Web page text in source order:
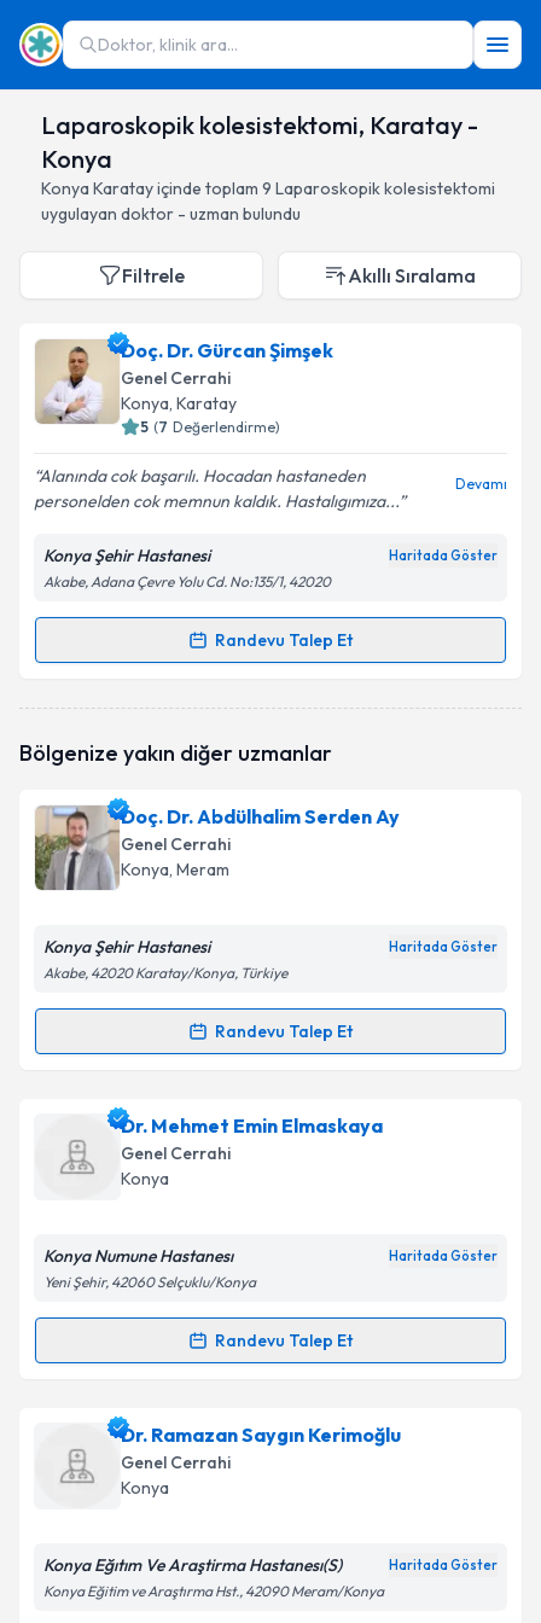
Doktor, klinik ara...
Laparoskopik kolesistektomi, Karatay -
Konya
Konya Karatayiçinde toplam 9 Laparoskopik kolesistektomi
uygulayan doktor - uzman bulundu
Filtrele Akıllı Sıralama
Doç. Dr. Gürcan Şimşek
Genel Cerrahi
Konya, Karatay
5 (7 Değerlendirme)
Alanında cok başarılı. Hocadan hastaneden
personelden cok memnun kaldık. Hastalıgımıza...
Devamı
Konya Şehir Hastanesi Haritada Göster
Akabe, Adana Çevre Yolu Cd. No:135/1, 42020
Randevu Talep Et
Randevu Takvimi Talebi
oluşturun. Size bu uzmandan randevu almanız için bir
E-posta Adresiniz
Kişisel verilerimin işlenmesine ilişkin
Aydınlatma
Metni'ni okudum ve kişisel verilerimin belirtilen
Bölgenize yakın diğer uzmanlar
Doç. Dr. Abdülhalim Serden Ay
Genel Cerrahi
Konya, Meram
Konya Şehir Hastanesi Haritada Göster
Akabe, 42020 Karatay/Konya, Türkiye
Randevu Talep Et
Randevu Takvimi Talebi
Doç. Dr. Abdülhalim Serden Ayiçin randevu takvimi
talebi oluşturun. Size bu uzmandan randevu almanız
için bir takvim hazırlandığında e-posta ile
bilgilendireceğiz.
Kişisel verilerimin işlenmesine ilişkinAydınlatma
kapsamda işlenmesini kabul ediyorum.
Dr. Mehmet Emin Elmaskaya
Genel Cerrahi
Konya
Konya Numune Hastanesı Haritada Göster
Yeni Şehir, 42060 Selçuklu/Konya
Randevu Talep Et
Randevu Takvimi Talebi
Dr. Mehmet Emin Elmaskayaiçin randevu takvimi
talebi oluşturun. Size bu uzmandan randevu almanız
için bir takvim hazırlandığında e-posta ile
bilgilendireceğiz.
Dr. Ramazan Saygın Kerimoğlu
Genel Cerrahi
Konya
Konya Eğıtım Ve Araştirma Hastanesı(S) Haritada Göster
Konya Eğitim ve Araştırma Hst., 42090 Meram/Konya